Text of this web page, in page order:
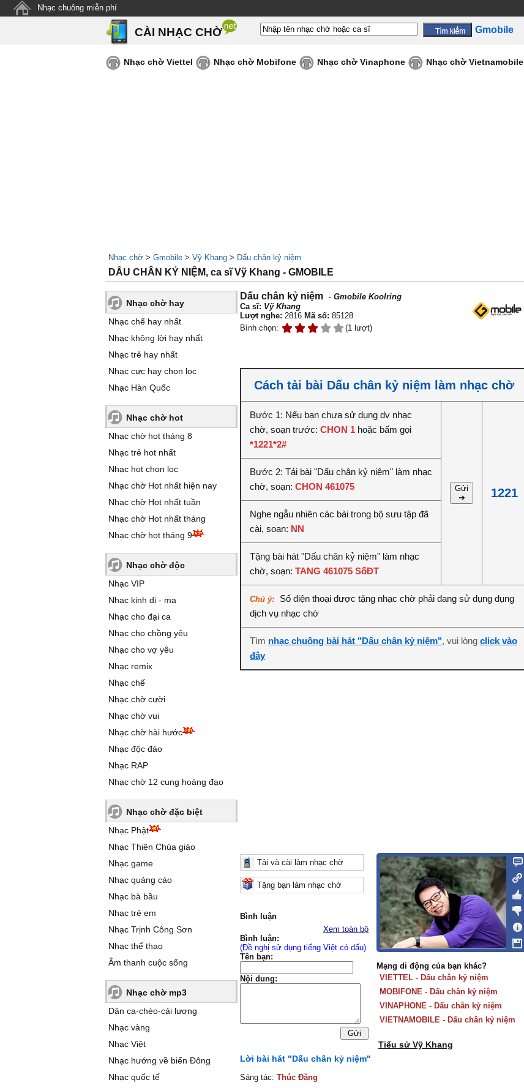
Nhạc chuông miễn phí
CÀI NHẠC CHỜ Gmobile
Nhạc chờ Viettel Nhạc chờ Mobifone Nhạc chờ Vinaphone Nhạc chờ Vietnamobile
Nhạc chờ > Gmobile > Vỹ Khang > Dấu chân kỷ niệm
DẤU CHÂN KỶ NIỆM, ca sĩ Vỹ Khang - GMOBILE
Nhạc chờ hay
Nhạc chế hay nhất
Nhạc không lời hay nhất
Nhạc trẻ hay nhất
Nhạc cực hay chọn lọc
Nhạc Hàn Quốc
Nhạc chờ hot
Nhạc chờ hot tháng 8
Nhạc trẻ hot nhất
Nhạc hot chọn lọc
Nhạc chờ Hot nhất hiện nay
Nhạc chờ Hot nhất tuần
Nhạc chờ Hot nhất tháng
Nhạc chờ hot tháng 9
Nhạc chờ độc
Nhạc VIP
Nhạc kinh dị - ma
Nhạc cho đại ca
Nhạc cho chồng yêu
Nhạc cho vợ yêu
Nhạc remix
Nhạc chế
Nhạc chờ cười
Nhạc chờ vui
Nhạc chờ hài hước
Nhạc độc đáo
Nhạc RAP
Nhạc chờ 12 cung hoàng đạo
Nhạc chờ đặc biệt
Nhạc Phật
Nhạc Thiên Chúa giáo
Nhạc game
Nhạc quảng cáo
Nhạc bà bầu
Nhạc trẻ em
Nhạc Trịnh Công Sơn
Nhạc thể thao
Âm thanh cuộc sống
Nhạc chờ mp3
Dân ca-chèo-cải lương
Nhạc vàng
Nhạc Việt
Nhạc hướng về biển Đông
Nhạc quốc tế
Dấu chân kỷ niệm - Gmobile Koolring
Ca sĩ: Vỹ Khang
Lượt nghe: 2816 Mã số: 85128
Bình chọn:
(1 lượt)
Cách tải bài Dấu chân kỷ niệm làm nhạc chờ
Bước 1: Nếu bạn chưa sử dụng dv nhạc
chờ, soạn trước: CHON 1 hoặc bấm gọi
*1221*2#
Gửi
➔
1221
Bước 2: Tải bài "Dấu chân kỷ niệm" làm nhạc
chờ, soạn: CHON 461075
Nghe ngẫu nhiên các bài trong bộ sưu tập đã
cài, soạn: NN
Tặng bài hát "Dấu chân kỷ niệm" làm nhạc
chờ, soạn: TANG 461075 SốĐT
Chú ý:
Số điện thoại được tặng nhạc chờ phải đang sử dụng dụng
dịch vụ nhạc chờ
Tìm nhạc chuông bài hát "Dấu chân kỷ niệm", vui lòng click vào
đây
Tải và cài làm nhạc chờ
Tặng bạn làm nhạc chờ
Bình luận
Xem toàn bộ
Bình luận:
(Đề nghị sử dụng tiếng Việt có dấu)
Tên bạn:
Nội dung:
Mạng di động của bạn khác?
VIETTEL - Dấu chân kỷ niệm
MOBIFONE - Dấu chân kỷ niệm
VINAPHONE - Dấu chân kỷ niệm
VIETNAMOBILE - Dấu chân kỷ niệm
Tiểu sử Vỹ Khang
Lời bài hát "Dấu chân kỷ niệm"
Sáng tác: Thúc Đăng